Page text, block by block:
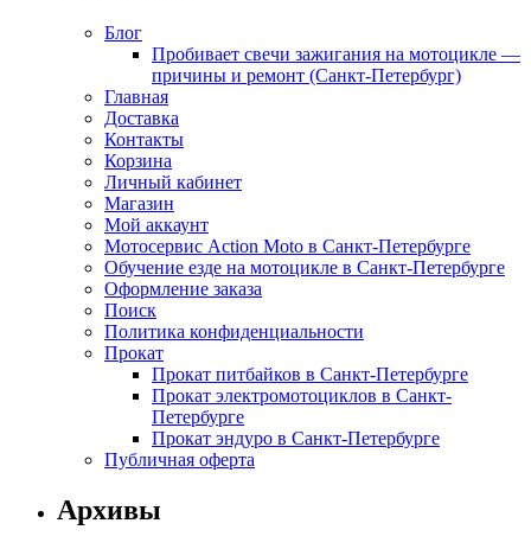
Блог
Пробивает свечи зажигания на мотоцикле —
причины и ремонт (Санкт-Петербург)
Главная
Доставка
Контакты
Корзина
Личный кабинет
Магазин
Мой аккаунт
Мотосервис Action Moto в Санкт-Петербурге
Обучение езде на мотоцикле в Санкт-Петербурге
Оформление заказа
Поиск
Политика конфиденциальности
Прокат
Прокат питбайков в Санкт-Петербурге
Прокат электромотоциклов в Санкт-
Петербурге
Прокат эндуро в Санкт-Петербурге
Публичная оферта
Архивы